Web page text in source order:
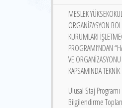
MESLEK
ORGANİZASYON
KURUMLARI
PROGRAMI‘NDAN
VE
KAPSAMINDA
Ulusal Staj
Bilgilendirme